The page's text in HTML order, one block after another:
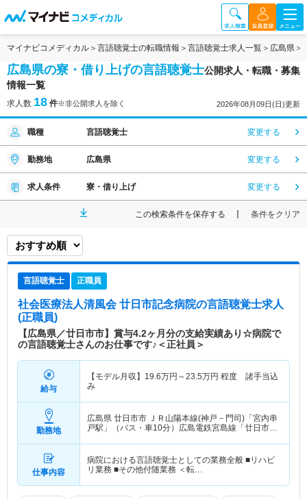
マイナビコメディカル 言語聴覚士の転職情報 言語聴覚士求人一覧 広島県
広島県の寮・借り上げの言語聴覚士公開求人・転職・募集
情報一覧
求人数 18 件※非公開求人を除く 2026年08月09日(日)更新
職種 言語聴覚士 変更する
勤務地 広島県 変更する
求人条件 寮・借り上げ 変更する
この検索条件を保存する 条件をクリア
言語聴覚士 正職員
社会医療法人清風会 廿日市記念病院の言語聴覚士求人
(正職員)
【広島県／廿日市市】賞与4.2ヶ月分の支給実績あり☆病院で
の言語聴覚士さんのお仕事です♪＜正社員＞
給与
【モデル月収】 19.6万円～23.5万円 程度 諸手当込
み
勤務地
広島県 廿日市市 ＪＲ山陽本線(神戸－門司)「宮内串
戸駅」（バス・車10分）広島電鉄宮島線「廿日市市
仕事内容
病院における言語聴覚士としての業務全般 ■リハビ
リ業務 ■その他付随業務 ＜転…